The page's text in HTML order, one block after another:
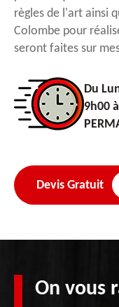
règles de l'art ainsi
Colombe pour
seront faites sur
Du
9h00
Devis Gratuit
On vous